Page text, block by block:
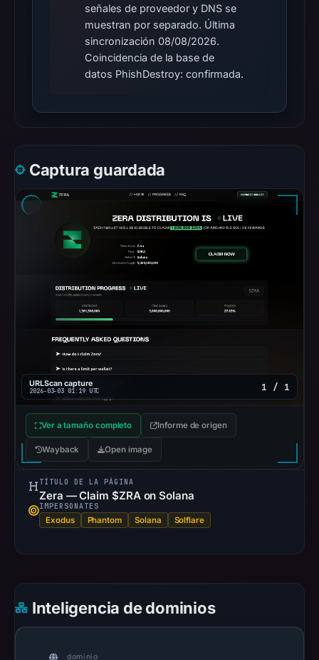
señales de proveedor y DNS se
muestran por separado. Última
sincronización 08/08/2026.
Coincidencia de la base de
datos PhishDestroy: confirmada.
Captura guardada
URLScan capture
2026-03-03 01:19 UTC 1 / 1
Ver a tamaño completo Informe de origen
Wayback Open image
TÍTULO DE LA PÁGINA
Zera — Claim $ZRA on Solana
IMPERSONATES
Exodus Phantom Solana Solflare
Inteligencia de dominios
dominio